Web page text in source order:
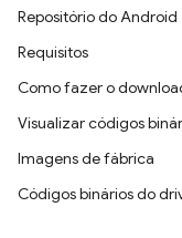
Repositório do Android
Requisitos
Como fazer o
Visualizar códigos
Imagens de fábrica
Códigos binários do